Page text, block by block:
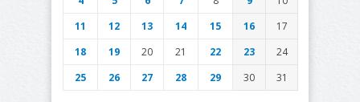
11
12 13 14 15 16
17
18
19 20 21 22 23
24
25
26 27 28 29 30 31